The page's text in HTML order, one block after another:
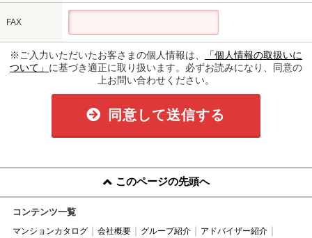
FAX
※ご入力いただいたお客さまの個人情報は、
「個人情報の取扱いに
ついて」 に基づき適正に取り扱います。必ずお読みになり、同意の
上お問い合わせください。
同意して送信する
このページの先頭へ
コンテンツ一覧
マンションカタログ 会社概要 グループ紹介
アドバイザー紹介